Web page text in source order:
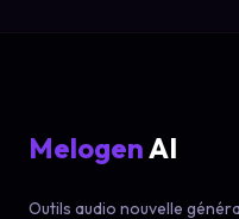
MelogenAI
Outils audio nouvelle